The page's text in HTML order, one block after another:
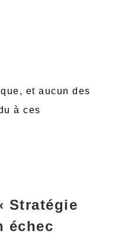
et aucun des
à ces
Stratégie
échec